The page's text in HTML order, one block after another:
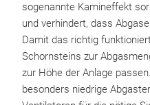
sogenannte Kamineffekt
und verhindert, dass
Damit das richtig
Schornsteins zur
zur Höhe der Anlage
besonders niedrige